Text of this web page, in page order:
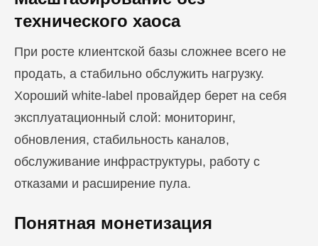
технического хаоса
При росте клиентской базы сложнее всего не
продать, а стабильно обслужить нагрузку.
Хороший white-label провайдер берет на себя
эксплуатационный слой: мониторинг,
обновления, стабильность каналов,
обслуживание инфраструктуры, работу с
отказами и расширение пула.
Понятная монетизация